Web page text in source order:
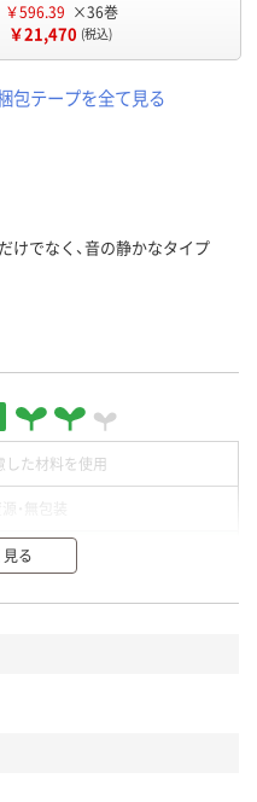
￥596.39 ×36巻
￥21,470 (税込)
包テープを全て見る
けでなく、音の静かなタイプ
した材料を使用
ルしやすい設計
る